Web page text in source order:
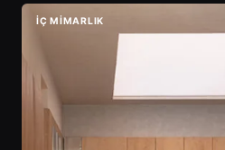
İÇ MIMARLIK